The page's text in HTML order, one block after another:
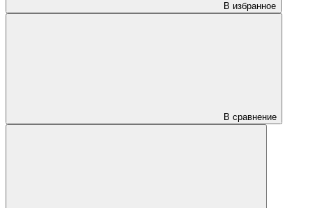
В избранное
В сравнение